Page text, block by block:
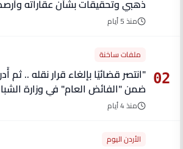
ذهبي وتحقيقات بشأن عقاراته
منذ 5 أيام
02
ملفات ساخنة
"انتصر
ضمن "الفائض العام" في وزارة
منذ 4 أيام
الأردن اليوم